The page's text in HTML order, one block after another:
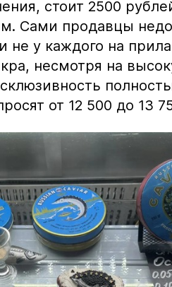
стоит 2500
Сами продавцы
у каждого на
несмотря на
от 12 500 до 13